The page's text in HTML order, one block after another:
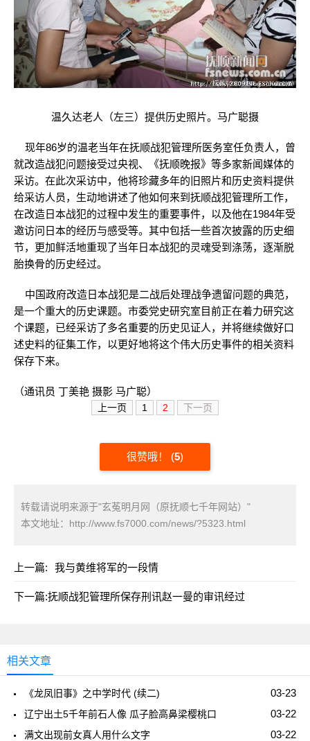
温久达老人（左三）提供历史照片。马广聪摄
现年86岁的温老当年在抚顺战犯管理所医务室任负责人，曾
就改造战犯问题接受过央视、《抚顺晚报》等多家新闻媒体的
采访。在此次采访中，他将珍藏多年的旧照片和历史资料提供
给采访人员，生动地讲述了他如何来到抚顺战犯管理所工作，
在改造日本战犯的过程中发生的重要事件，以及他在1984年受
邀访问日本的经历与感受等。其中包括一些首次披露的历史细
节，更加鲜活地重现了当年日本战犯的灵魂受到涤荡，逐渐脱
胎换骨的历史经过。
中国政府改造日本战犯是二战后处理战争遗留问题的典范，
是一个重大的历史课题。市委党史研究室目前正在着力研究这
个课题，已经采访了多名重要的历史见证人，并将继续做好口
述史料的征集工作，以更好地将这个伟大历史事件的相关资料
保存下来。
（通讯员 丁美艳 摄影 马广聪）
上一页 1 2 下一页
很赞哦！ (5)
转载请说明来源于"玄菟明月网（原抚顺七千年网站）"
本文地址： http://www.fs7000.com/news/?5323.html
上一篇: 我与黄维将军的一段情
下一篇:抚顺战犯管理所保存刑讯赵一曼的审讯经过
相关文章
03-23
《龙凤旧事》之中学时代 (续二)
03-22
辽宁出土5千年前石人像 瓜子脸高鼻梁樱桃口
03-22
满文出现前女真人用什么文字